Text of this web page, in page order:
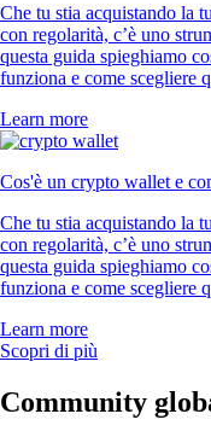
Che tu stia acquistando la
con regolarità, c’è uno
questa guida spieghiamo
funziona e come scegliere
Learn more
Cos'è un crypto wallet e
Che tu stia acquistando la
con regolarità, c’è uno
questa guida spieghiamo
funziona e come scegliere
Learn more
Scopri di più
Community